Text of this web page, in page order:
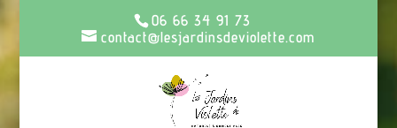
06 66 34 91 73
contact@lesjardinsdeviolette.com